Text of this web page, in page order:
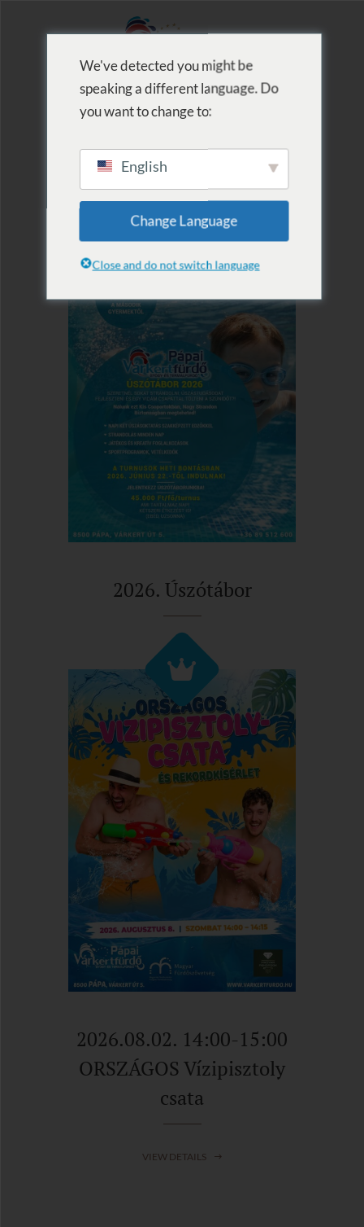
2026. Úszótábor
2026.08.02. 14:00-15:00
ORSZÁGOS Vízipisztoly
csata
VIEW DETAILS
We've detected you might be
speaking a different language. Do
you want to change to:
English
Change Language
Close and do not switch language